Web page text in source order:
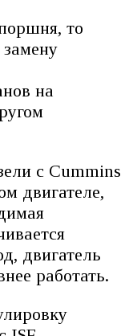
то
на
с Cummins
двигателе,
двигатель
работать.